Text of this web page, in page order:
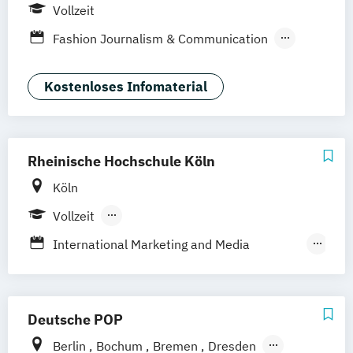
Wiesbaden
Vollzeit
Fashion Journalism & Communication
Industrie & Produkt Design
Interior Design
Kostenloses Infomaterial
Rheinische Hochschule Köln
Köln
Vollzeit
Berufsbegleitendes Präsenzstudium
International Marketing and Media
Mediendesign
Deutsche POP
Berlin Bochum Bremen
Dresden